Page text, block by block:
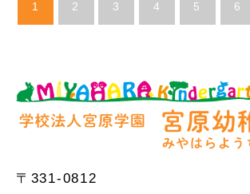
1 2 3 4 5 6
〒331-0812